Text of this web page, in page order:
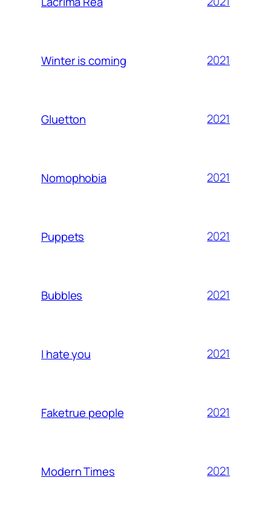
Winter is coming 2021
Gluetton 2021
Nomophobia 2021
Puppets 2021
Bubbles 2021
I hate you 2021
Faketrue people 2021
Modern Times 2021